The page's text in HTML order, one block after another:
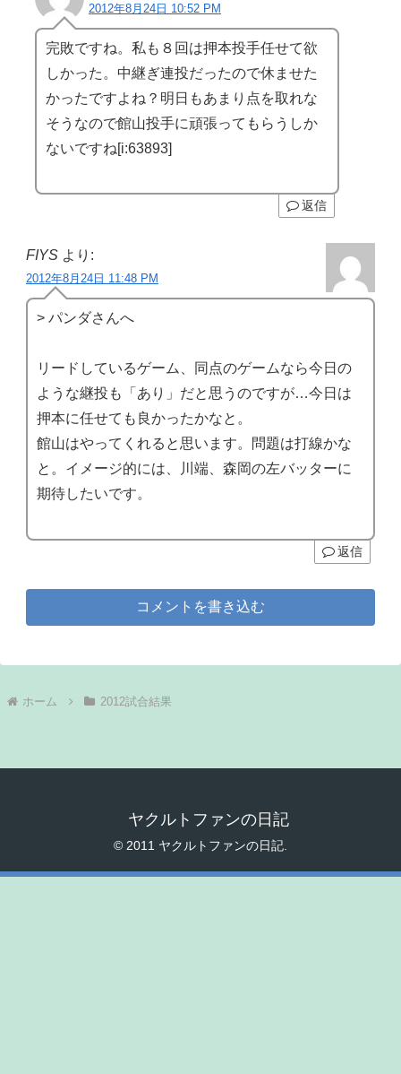
2012年8月24日 10:52 PM
完敗ですね。私も８回は押本投手任せて欲
しかった。中継ぎ連投だったので休ませた
かったですよね？明日もあまり点を取れな
そうなので館山投手に頑張ってもらうしか
ないですね[i:63893]
返信
FIYS より:
2012年8月24日 11:48 PM
> パンダさんへ
リードしているゲーム、同点のゲームなら今日の
ような継投も「あり」だと思うのですが…今日は
押本に任せても良かったかなと。
館山はやってくれると思います。問題は打線かな
と。イメージ的には、川端、森岡の左バッターに
期待したいです。
返信
コメントを書き込む
ホーム 2012試合結果
ヤクルトファンの日記
© 2011 ヤクルトファンの日記.